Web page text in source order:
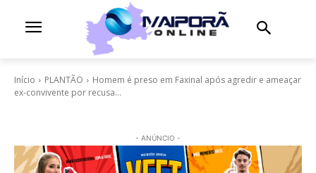
Início PLANTÃO
Homem é preso em Faxinal após agredir e ameaçar
ex-convivente por recusa...
- ANÚNCIO -